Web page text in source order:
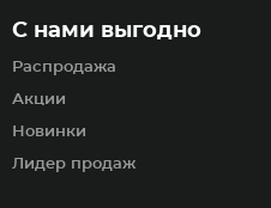
С нами выгодно
Распродажа
Акции
Новинки
Лидер продаж